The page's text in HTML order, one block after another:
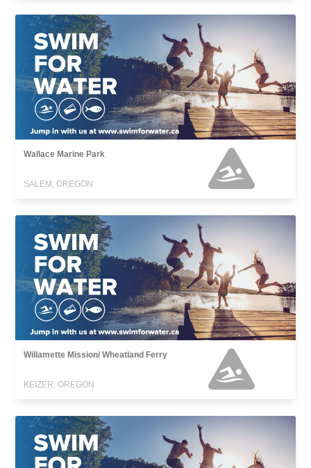
Wallace Marine Park
SALEM, OREGON
Willamette Mission/ Wheatland Ferry
KEIZER, OREGON